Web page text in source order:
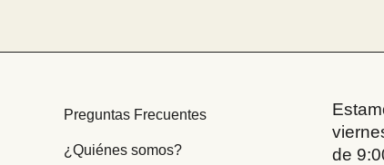
Preguntas Frecuentes
¿Quiénes somos?
de